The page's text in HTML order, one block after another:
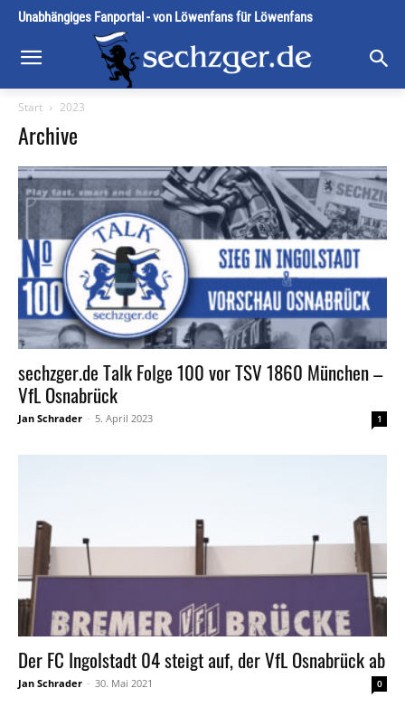
Unabhängiges Fanportal - von Löwenfans für Löwenfans
Start 2023
Archive
sechzger.de Talk Folge 100 vor TSV 1860 München –
VfL Osnabrück
Jan Schrader - 5. April 2023 1
Der FC Ingolstadt 04 steigt auf, der VfL Osnabrück ab
Jan Schrader - 30. Mai 2021 0